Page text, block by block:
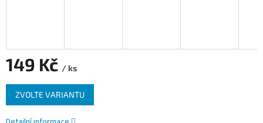
149 Kč / ks
Měrná
cena:
ZVOLTE VARIANTU